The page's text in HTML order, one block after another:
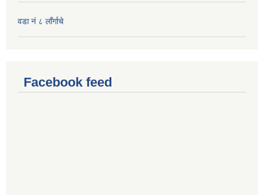
वडा नं ८ लाँर्गाचे
Facebook feed